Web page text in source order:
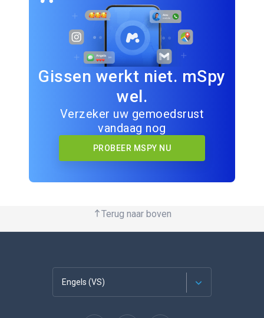
Gissen werkt niet. mSpy
wel.
Verzeker uw gemoedsrust
vandaag nog
PROBEER MSPY NU
Terug naar boven
Engels (VS)